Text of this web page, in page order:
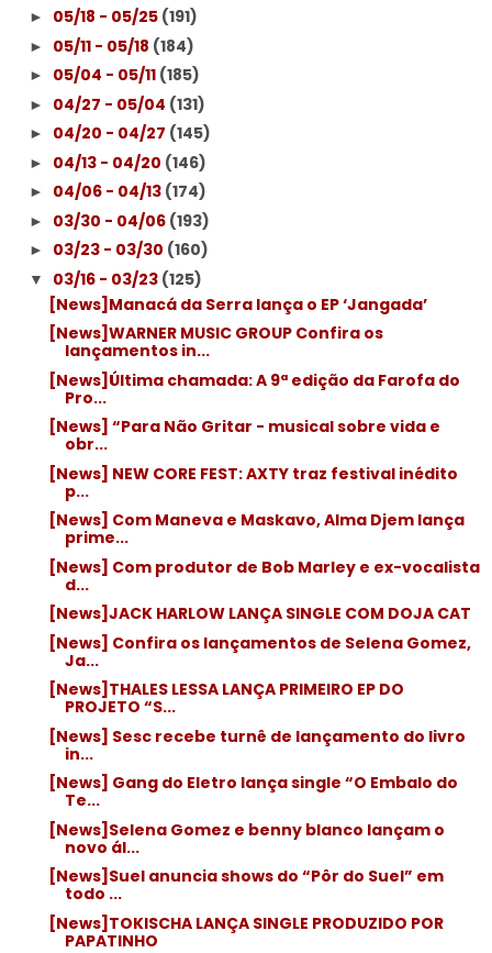
► 05/18 - 05/25 (191)
► 05/11 - 05/18 (184)
► 05/04 - 05/11 (185)
► 04/27 - 05/04 (131)
► 04/20 - 04/27 (145)
► 04/13 - 04/20 (146)
► 04/06 - 04/13 (174)
► 03/30 - 04/06 (193)
► 03/23 - 03/30 (160)
▼ 03/16 - 03/23 (125)
[News]Manacá da Serra lança o EP ‘Jangada’
[News]WARNER MUSIC GROUP Confira os
lançamentos in...
[News]Última chamada: A 9ª edição da Farofa do
Pro...
[News] “Para Não Gritar - musical sobre vida e
obr...
[News] NEW CORE FEST: AXTY traz festival inédito
p...
[News] Com Maneva e Maskavo, Alma Djem lança
prime...
[News] Com produtor de Bob Marley e ex-vocalista
d...
[News]JACK HARLOW LANÇA SINGLE COM DOJA CAT
[News] Confira os lançamentos de Selena Gomez,
Ja...
[News]THALES LESSA LANÇA PRIMEIRO EP DO
PROJETO “S...
[News] Sesc recebe turnê de lançamento do livro
in...
[News] Gang do Eletro lança single “O Embalo do
Te...
[News]Selena Gomez e benny blanco lançam o
novo ál...
[News]Suel anuncia shows do “Pôr do Suel” em
todo ...
[News]TOKISCHA LANÇA SINGLE PRODUZIDO POR
PAPATINHO